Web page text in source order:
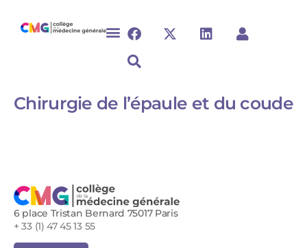
Chirurgie de l’épaule et du coude​​
6 place Tristan Bernard 75017 Paris
+ 33 (1) 47 45 13 55